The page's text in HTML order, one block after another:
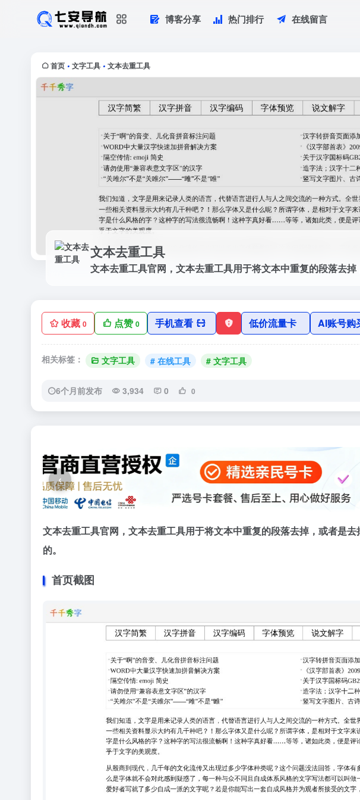
博客分享 热门排行 在线留言
首页 • 文字工具 • 文本去重工具
文本去重工具
收藏 0 点赞0 手机查看 低价流量卡 AI账号购
相关标签： 文字工具 # 在线工具 # 文字工具
6个月前发布 3,934 0 0
‹
文本去重工具官网，文本去重工具用于将文本中重复的段落去掉，或者是
的。
首页截图